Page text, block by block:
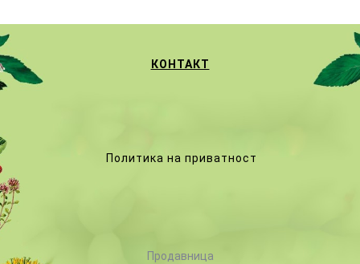
КОНТАКТ
Политика на приватност
Продавница